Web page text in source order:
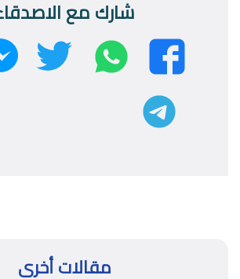
شارك مع
فيسبوك
واتساب تويتر
مقالات أخرى